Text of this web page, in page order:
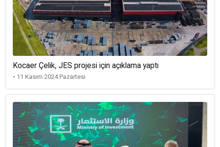
Kocaer Çelik, JES projesi için açıklama yaptı
• 11 Kasım 2024 Pazartesi